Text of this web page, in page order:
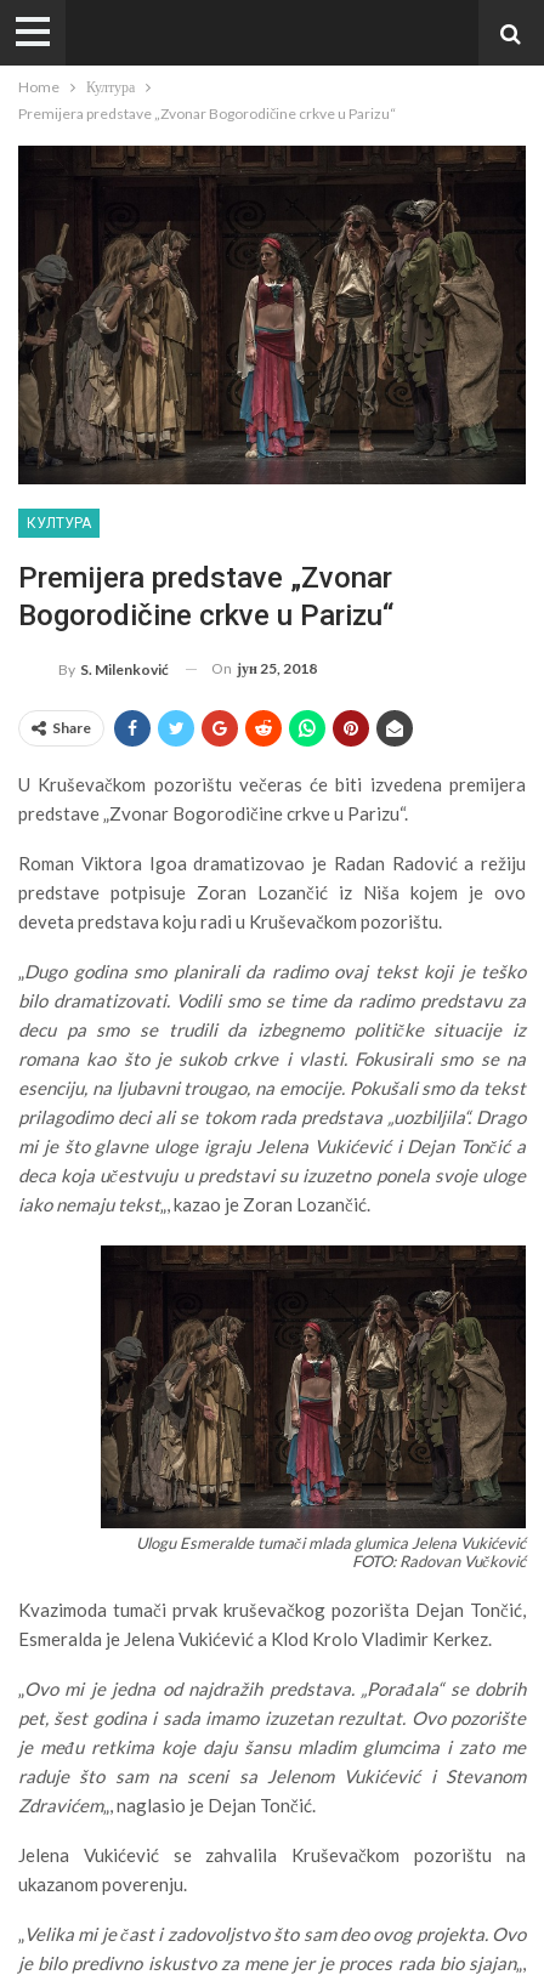
Home
Култура
Premijera predstave „Zvonar Bogorodičine crkve u Parizu“
КУЛТУРА
Premijera predstave „Zvonar
Bogorodičine crkve u Parizu“
By S. Milenković On јун 25, 2018
Share
U Kruševačkom pozorištu večeras će biti izvedena premijera
predstave „Zvonar Bogorodičine crkve u Parizu“.
Roman Viktora Igoa dramatizovao je Radan Radović a režiju
predstave potpisuje Zoran Lozančić iz Niša kojem je ovo
deveta predstava koju radi u Kruševačkom pozorištu.
„Dugo godina smo planirali da radimo ovaj tekst koji je teško
bilo dramatizovati. Vodili smo se time da radimo predstavu za
decu pa smo se trudili da izbegnemo političke situacije iz
romana kao što je sukob crkve i vlasti. Fokusirali smo se na
esenciju, na ljubavni trougao, na emocije. Pokušali smo da tekst
prilagodimo deci ali se tokom rada predstava „uozbiljila“. Drago
mi je što glavne uloge igraju Jelena Vukićević i Dejan Tončić a
deca koja učestvuju u predstavi su izuzetno ponela svoje uloge
iako nemaju tekst„, kazao je Zoran Lozančić.
Ulogu Esmeralde tumači mlada glumica Jelena Vukićević
FOTO: Radovan Vučković
Kvazimoda tumači prvak kruševačkog pozorišta Dejan Tončić,
Esmeralda je Jelena Vukićević a Klod Krolo Vladimir Kerkez.
„Ovo mi je jedna od najdražih predstava. „Porađala“ se dobrih
pet, šest godina i sada imamo izuzetan rezultat. Ovo pozorište
je među retkima koje daju šansu mladim glumcima i zato me
raduje što sam na sceni sa Jelenom Vukićević i Stevanom
Zdravićem„, naglasio je Dejan Tončić.
Jelena Vukićević se zahvalila Kruševačkom pozorištu na
ukazanom poverenju.
„Velika mi je čast i zadovoljstvo što sam deo ovog projekta. Ovo
je bilo predivno iskustvo za mene jer je proces rada bio sjajan„,